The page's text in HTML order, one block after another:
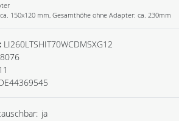
150x120 mm, Gesamthöhe ohne Adapter: ca. 230mm
LI260LTSHIT70WCDMSXG12
ja